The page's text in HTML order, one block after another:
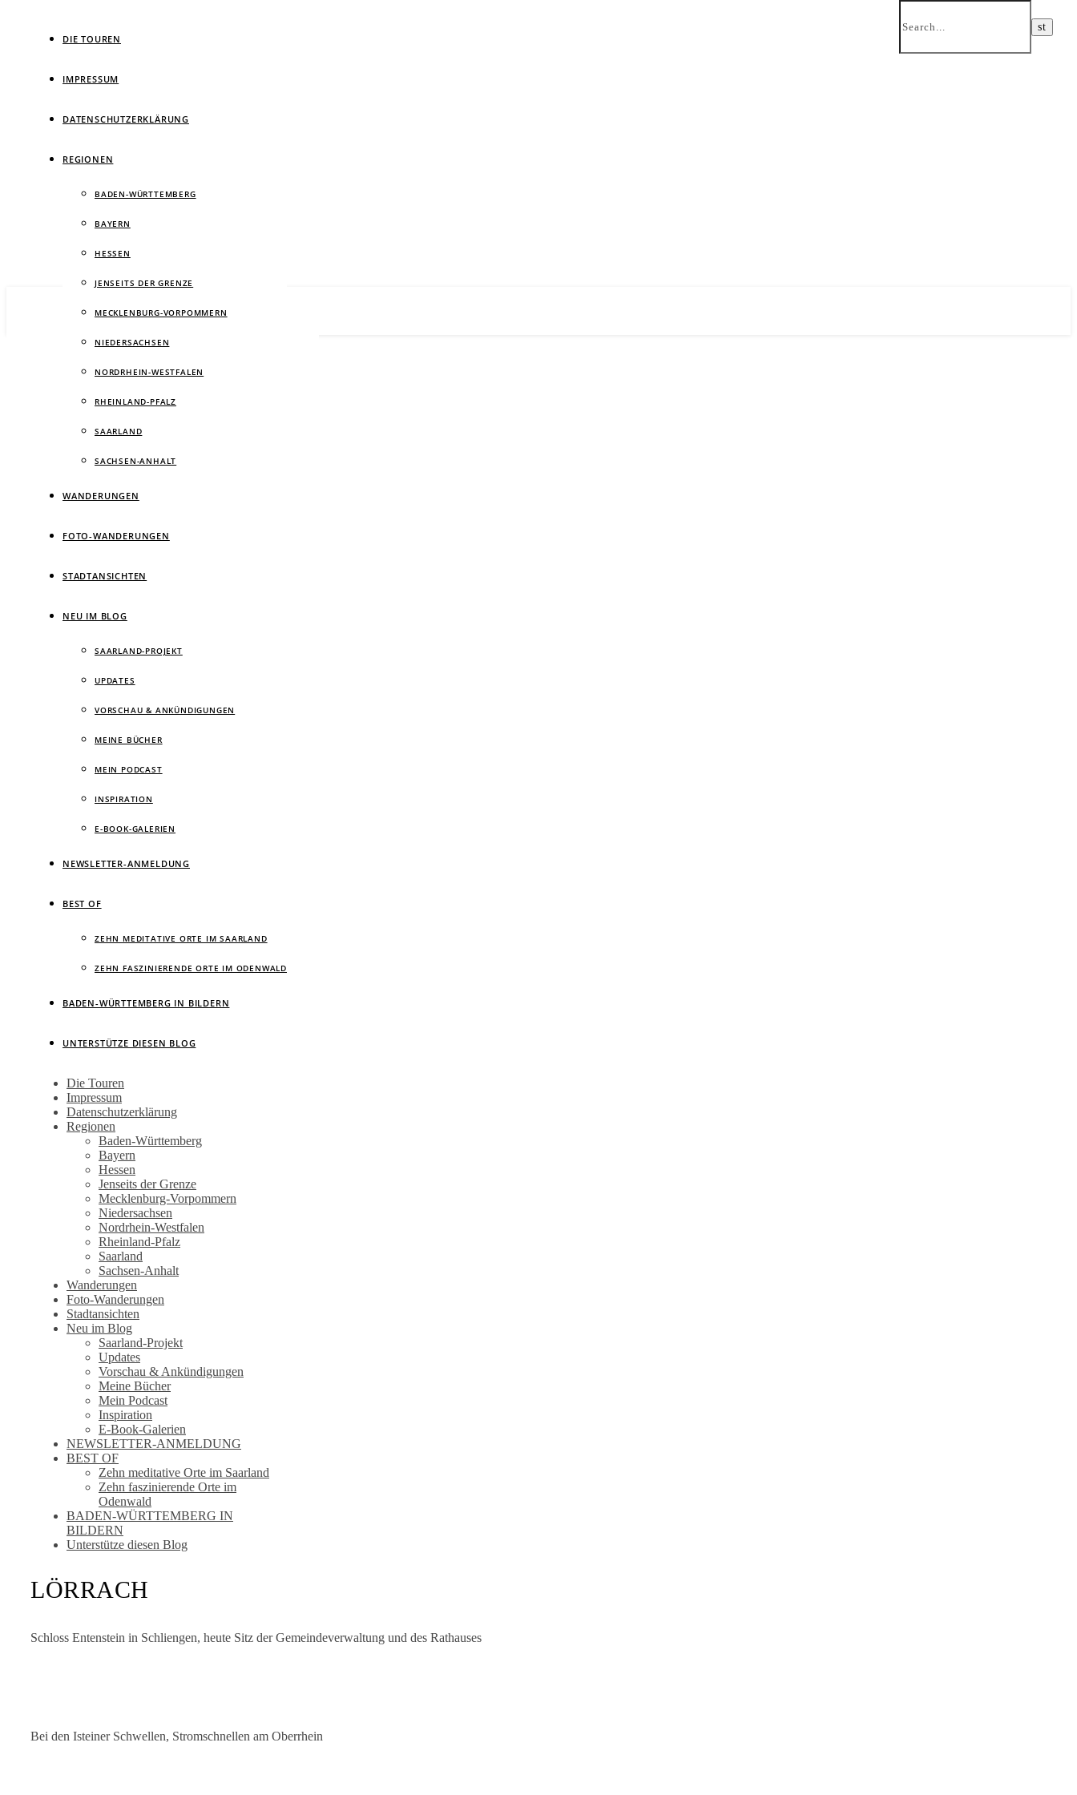
DIE TOUREN
IMPRESSUM
DATENSCHUTZERKLÄRUNG
REGIONEN
BADEN-WÜRTTEMBERG
BAYERN
HESSEN
JENSEITS DER GRENZE
MECKLENBURG-VORPOMMERN
NIEDERSACHSEN
NORDRHEIN-WESTFALEN
RHEINLAND-PFALZ
SAARLAND
SACHSEN-ANHALT
WANDERUNGEN
FOTO-WANDERUNGEN
STADTANSICHTEN
NEU IM BLOG
SAARLAND-PROJEKT
UPDATES
VORSCHAU & ANKÜNDIGUNGEN
MEINE BÜCHER
MEIN PODCAST
INSPIRATION
E-BOOK-GALERIEN
NEWSLETTER-ANMELDUNG
BEST OF
ZEHN MEDITATIVE ORTE IM SAARLAND
ZEHN FASZINIERENDE ORTE IM ODENWALD
BADEN-WÜRTTEMBERG IN BILDERN
UNTERSTÜTZE DIESEN BLOG
Die Touren
Impressum
Datenschutzerklärung
Regionen
Baden-Württemberg
Bayern
Hessen
Jenseits der Grenze
Mecklenburg-Vorpommern
Niedersachsen
Nordrhein-Westfalen
Rheinland-Pfalz
Saarland
Sachsen-Anhalt
Wanderungen
Foto-Wanderungen
Stadtansichten
Neu im Blog
Saarland-Projekt
Updates
Vorschau & Ankündigungen
Meine Bücher
Mein Podcast
Inspiration
E-Book-Galerien
NEWSLETTER-ANMELDUNG
BEST OF
Zehn meditative Orte im Saarland
Zehn faszinierende Orte im
Odenwald
BADEN-WÜRTTEMBERG IN
BILDERN
Unterstütze diesen Blog
LÖRRACH
Schloss Entenstein in Schliengen, heute Sitz der Gemeindeverwaltung und des Rathauses
Bei den Isteiner Schwellen, Stromschnellen am Oberrhein